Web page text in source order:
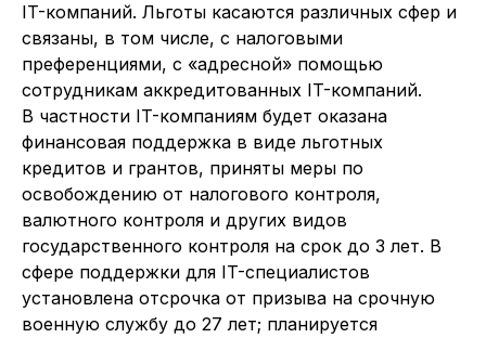
IT-компаний. Льготы касаются различных сфер и
связаны, в том числе, с налоговыми
преференциями, с «адресной» помощью
сотрудникам аккредитованных IT-компаний.
В частности IT-компаниям будет оказана
финансовая поддержка в виде льготных
кредитов и грантов, приняты меры по
освобождению от налогового контроля,
валютного контроля и других видов
государственного контроля на срок до 3 лет. В
сфере поддержки для IT-специалистов
установлена отсрочка от призыва на срочную
военную службу до 27 лет; планируется